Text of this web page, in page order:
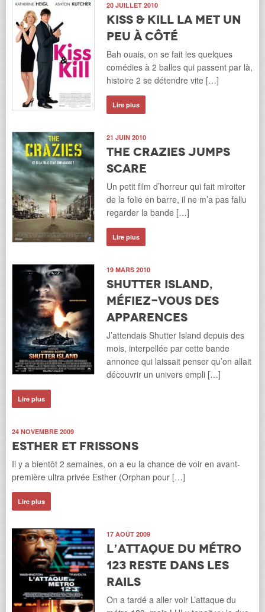
20 JUILLET 2010
Kiss & Kill la met un
peu à côté
Bah ouais, on se fait les quelques
comédies à 2 balles qui passent par là,
histoire 2 se détendre vite […]
Lire plus
21 JUIN 2010
The Crazies jumps
scare
Un petit film d’horreur qui fait miroiter
de la folie en barre, il ne m’a pas fallu
regarder la bande […]
Lire plus
19 MARS 2010
Shutter Island,
méfiez-vous des
apparences
J’attendais Shutter Island depuis des
mois, interpellée par cette bande
annonce qui laissait penser qu’on allait
découvrir un univers empli […]
Lire plus
24 NOVEMBRE 2009
Esther et frissons
Il y a bientôt 2 semaines, on a eu la chance de voir en avant-
première ultra privée Esther (Orphan pour […]
Lire plus
17 AOÛT 2009
L’attaque du métro
123 reste dans les
rails
On a tardé a aller voir L’attaque du